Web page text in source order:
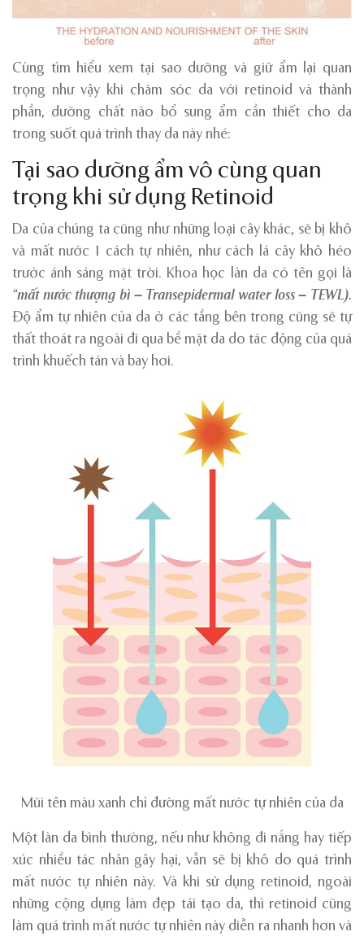
Cùng tìm hiểu xem tại sao dưỡng và giữ ẩm lại quan
trọng như vậy khi chăm sóc da với retinoid và thành
phần, dưỡng chất nào bổ sung ẩm cần thiết cho da
trong suốt quá trình thay da này nhé:
Tại sao dưỡng ẩm vô cùng quan
trọng khi sử dụng Retinoid
Da của chúng ta cũng như những loại cây khác, sẽ bị khô
và mất nước 1 cách tự nhiên, như cách lá cây khô héo
trước ánh sáng mặt trời. Khoa học làn da có tên gọi là
“mất nước thượng bì – Transepidermal water loss – TEWL).
Độ ẩm tự nhiên của da ở các tầng bên trong cũng sẽ tự
thất thoát ra ngoài đi qua bề mặt da do tác động của quá
trình khuếch tán và bay hơi.
Mũi tên màu xanh chỉ đường mất nước tự nhiên của da
Một làn da bình thường, nếu như không đi nắng hay tiếp
xúc nhiều tác nhân gây hại, vẫn sẽ bị khô do quá trình
mất nước tự nhiên này. Và khi sử dụng retinoid, ngoài
những cộng dụng làm đẹp tái tạo da, thì retinoid cũng
làm quá trình mất nước tự nhiên này diễn ra nhanh hơn và